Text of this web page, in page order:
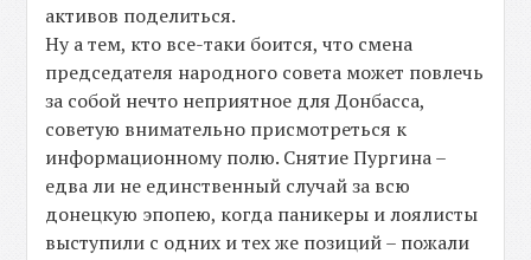
активов поделиться.
Ну а тем, кто все-таки боится, что смена
председателя народного совета может повлечь
за собой нечто неприятное для Донбасса,
советую внимательно присмотреться к
информационному полю. Снятие Пургина –
едва ли не единственный случай за всю
донецкую эпопею, когда паникеры и лоялисты
выступили с одних и тех же позиций – пожали